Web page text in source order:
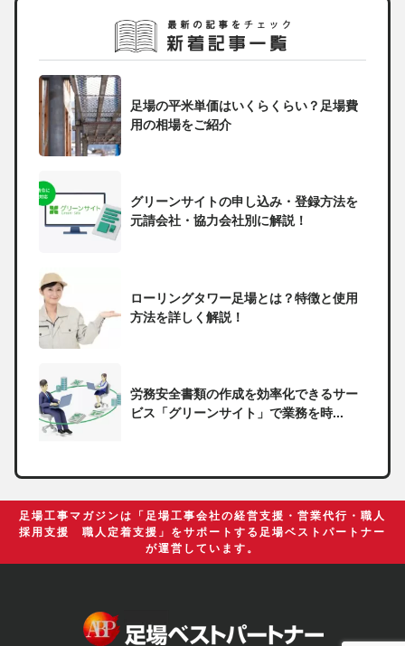
足場の平米単価はいくらくらい？足場費
用の相場をご紹介
グリーンサイトの申し込み・登録方法を
元請会社・協力会社別に解説！
ローリングタワー足場とは？特徴と使用
方法を詳しく解説！
労務安全書類の作成を効率化できるサー
ビス「グリーンサイト」で業務を時...
届いたらどうしたらいい？
足場工事マガジンは「足場工事会社の経営支援・営業代行・職人
採用支援 職人定着支援」をサポートする足場ベストパートナー
が運営しています。